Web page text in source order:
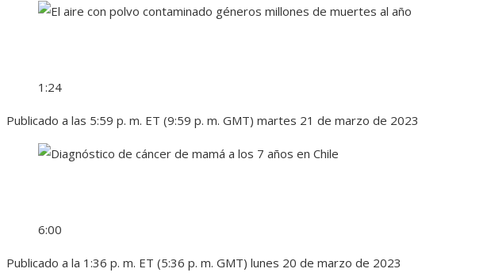
1:24
Publicado a las 5:59 p. m. ET (9:59 p. m. GMT) martes 21 de marzo de 2023
6:00
Publicado a la 1:36 p. m. ET (5:36 p. m. GMT) lunes 20 de marzo de 2023